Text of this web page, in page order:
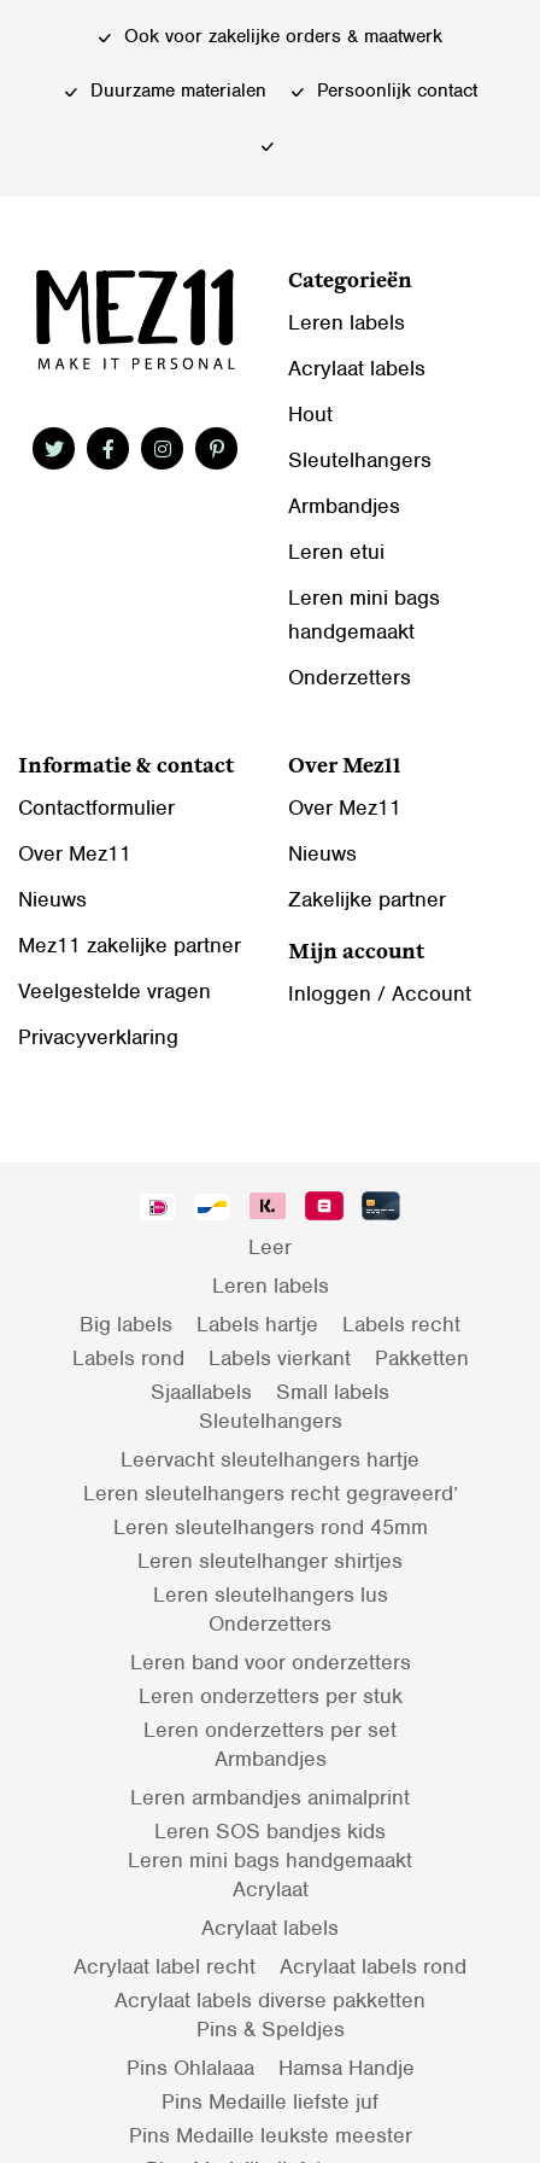
worden
kan
worden
Ook voor zakelijke orders & maatwerk
Duurzame materialen Persoonlijk contact
Categorieën
Leren labels
Acrylaat labels
Hout
Sleutelhangers
Armbandjes
Leren etui
Leren mini bags
handgemaakt
Onderzetters
Informatie & contact
Contactformulier
Over Mez11
Nieuws
Mez11 zakelijke partner
Veelgestelde vragen
Privacyverklaring
Over Mez11
Over Mez11
Nieuws
Zakelijke partner
Mijn account
Inloggen / Account
Leer
Leren labels
Big labels
Labels hartje
Labels recht
Labels rond
Labels vierkant
Pakketten
Sjaallabels
Small labels
Sleutelhangers
Leervacht sleutelhangers hartje
Leren sleutelhangers recht gegraveerd’
Leren sleutelhangers rond 45mm
Leren sleutelhanger shirtjes
Leren sleutelhangers lus
Onderzetters
Leren band voor onderzetters
Leren onderzetters per stuk
Leren onderzetters per set
Armbandjes
Leren armbandjes animalprint
Leren SOS bandjes kids
Leren mini bags handgemaakt
Acrylaat
Acrylaat labels
Acrylaat label recht
Acrylaat labels rond
Acrylaat labels diverse pakketten
Pins & Speldjes
Pins Ohlalaaa
Hamsa Handje
Pins Medaille liefste juf
Pins Medaille leukste meester